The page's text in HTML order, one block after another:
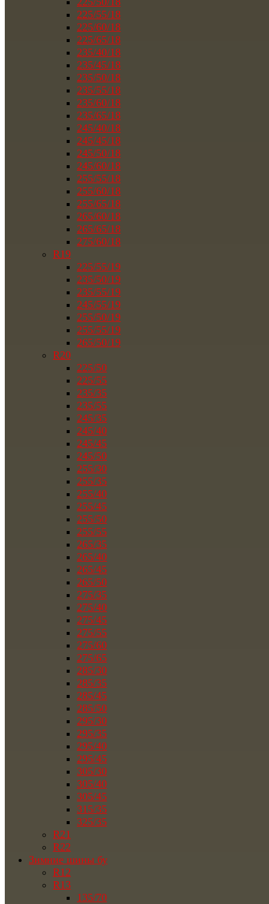
225/55/18
225/60/18
225/65/18
235/40/18
235/45/18
235/50/18
235/55/18
235/60/18
235/65/18
245/40/18
245/45/18
245/50/18
245/60/18
255/55/18
255/60/18
255/65/18
265/60/18
265/65/18
275/60/18
R19
225/55/19
235/50/19
235/55/19
245/55/19
255/50/19
255/55/19
265/50/19
R20
225/50
225/55
235/35
235/55
245/35
245/40
245/45
245/50
255/30
255/35
255/40
255/45
255/50
255/55
265/35
265/40
265/45
265/50
275/35
275/40
275/45
275/55
275/60
275/65
285/30
285/35
285/45
285/50
295/30
295/35
295/40
295/45
305/30
305/40
305/45
315/35
325/35
R21
R22
Зимние шины бу
R12
R13
135/70